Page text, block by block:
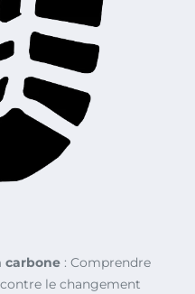
carbone : Comprendre
le changement